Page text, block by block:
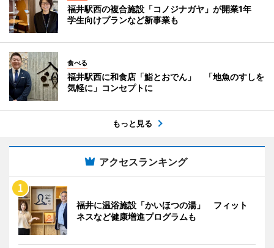
福井駅西の複合施設「コノジナガヤ」が開業1年
学生向けプランなど新事業も
食べる
福井駅西に和食店「鮨とおでん」 「地魚のすしを
気軽に」コンセプトに
もっと見る
アクセスランキング
福井に温浴施設「かいほつの湯」 フィット
ネスなど健康増進プログラムも